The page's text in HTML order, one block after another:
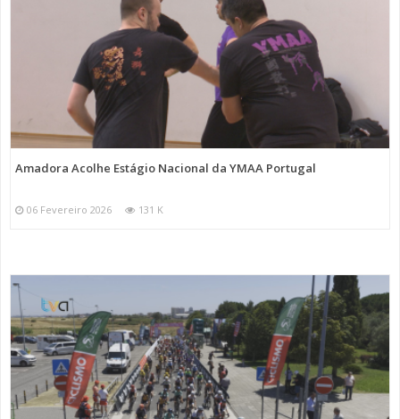
Amadora Acolhe Estágio Nacional da YMAA Portugal
06 Fevereiro 2026 131 K